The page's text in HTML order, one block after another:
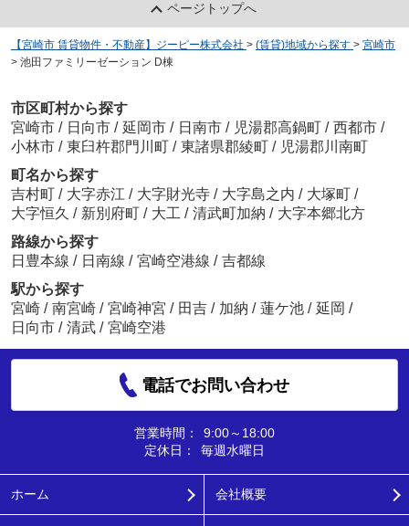
ページトップへ
【宮崎市 賃貸物件・不動産】ジーピー株式会社 > (賃貸)地域から探す > 宮崎市
> 池田ファミリーゼーション D棟
市区町村から探す
宮崎市 / 日向市 / 延岡市 / 日南市 / 児湯郡高鍋町 / 西都市 /
小林市 / 東臼杵郡門川町 / 東諸県郡綾町 / 児湯郡川南町
町名から探す
吉村町 / 大字赤江 / 大字財光寺 / 大字島之内 / 大塚町 /
大字恒久 / 新別府町 / 大工 / 清武町加納 / 大字本郷北方
路線から探す
日豊本線 / 日南線 / 宮崎空港線 / 吉都線
駅から探す
宮崎 / 南宮崎 / 宮崎神宮 / 田吉 / 加納 / 蓮ケ池 / 延岡 /
日向市 / 清武 / 宮崎空港
電話でお問い合わせ
営業時間：
9:00～18:00
定休日：
毎週水曜日
ホーム 会社概要